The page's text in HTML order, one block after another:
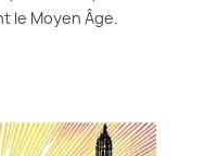
le Moyen Âge.